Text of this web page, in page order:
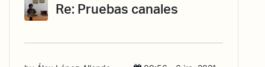
Re: Pruebas canales